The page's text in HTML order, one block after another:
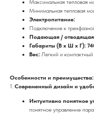
Максимальная тепловая
Минимальная тепловая
Электропитание:
Подключение к
Подающая /
Габариты (В x Ш x Г):
Вес: Легкий и
Особенности и преимущества:
1. Современный дизайн и
Интуитивно понятное
понятное управление